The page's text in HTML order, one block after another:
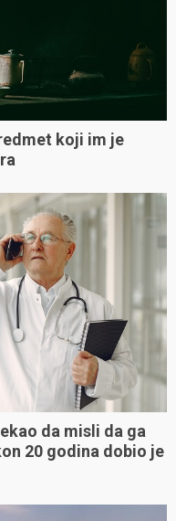
koji im je
da misli da ga
20 godina dobio je